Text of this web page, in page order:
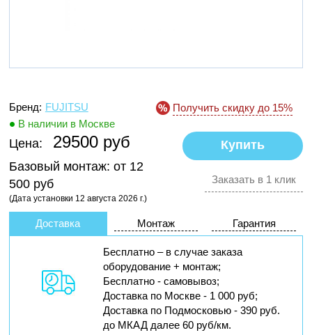
Бренд: FUJITSU
В наличии в Москве
Цена: 29500 руб
Базовый монтаж: от 12
500 руб
(Дата установки 12 августа 2026 г.)
Получить скидку до 15%
Заказать в 1 клик
Доставка Монтаж Гарантия
Бесплатно – в случае заказа
оборудование + монтаж;
Бесплатно - самовывоз;
Доставка по Москве - 1 000 руб;
Доставка по Подмосковью - 390 руб.
до МКАД далее 60 руб/км.